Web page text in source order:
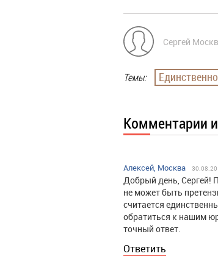
Сергей
Темы:
Комментарии
Алексей, Москва
Добрый день, Сергей!
не может быть
считается
обратиться к нашим
точный ответ.
Ответить